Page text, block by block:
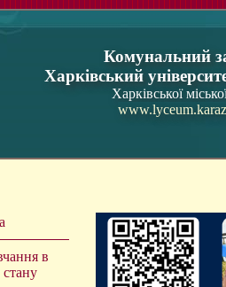
Комунальний
Харківський
Харківської
в
стану